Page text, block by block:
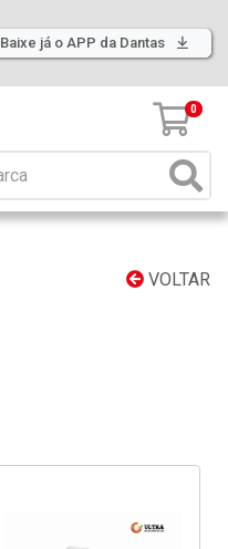
Baixe já o APP da Dantas
0
VOLTAR